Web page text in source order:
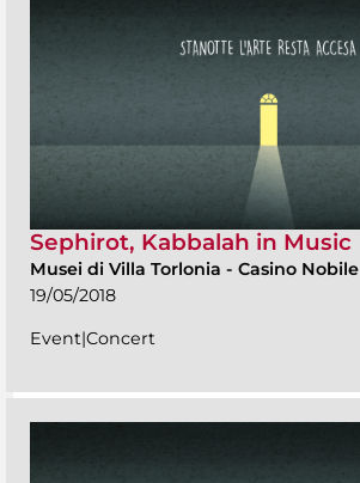
Sephirot, Kabbalah in Music
Musei di Villa Torlonia - Casino Nobile
19/05/2018
Event|Concert